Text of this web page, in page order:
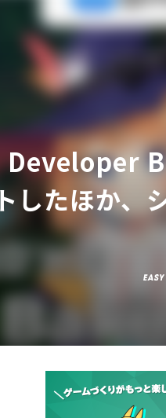
したほか、